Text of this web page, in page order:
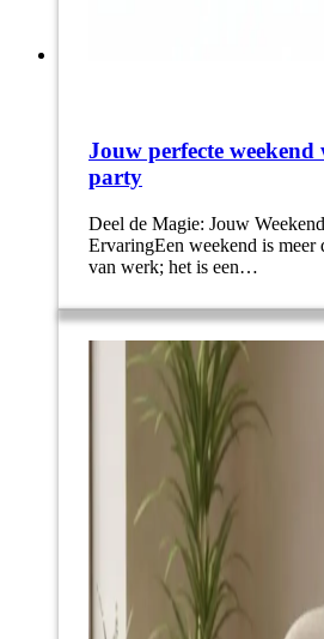
Jouw perfecte weekend
party
Deel de Magie: Jouw
ErvaringEen weekend is meer
van werk; het is een…